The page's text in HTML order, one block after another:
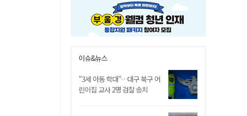
이슈&뉴스
"3세 아동 학대"…대구 북구 어
린이집 교사 2명 검찰 송치